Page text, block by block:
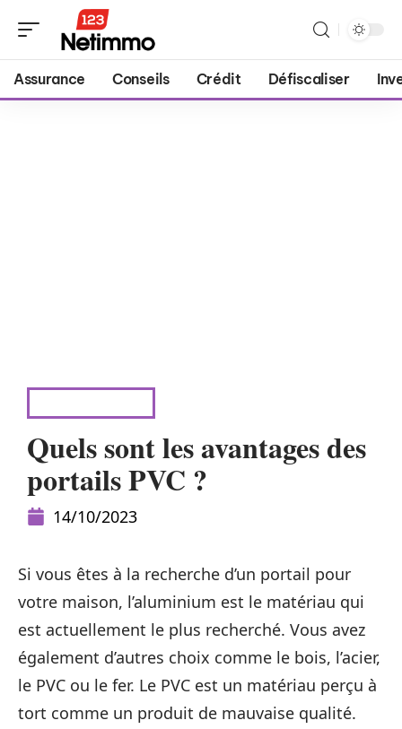
Assurance Conseils Crédit Défiscaliser
Quels sont les avantages des
portails PVC ?
14/10/2023
Si vous êtes à la recherche d’un portail pour
votre maison, l’aluminium est le matériau qui
est actuellement le plus recherché. Vous avez
également d’autres choix comme le bois, l’acier,
le PVC ou le fer. Le PVC est un matériau perçu à
tort comme un produit de mauvaise qualité.